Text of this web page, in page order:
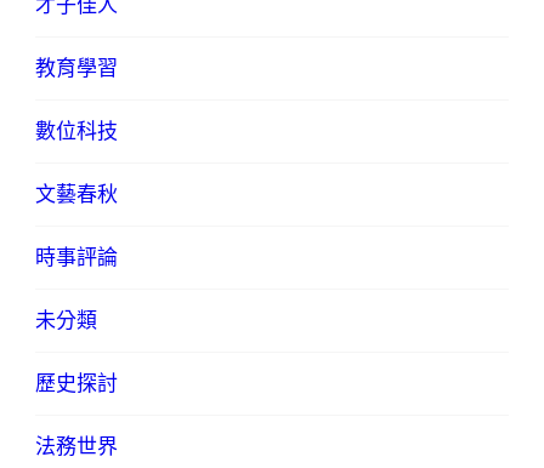
才子佳人
教育學習
數位科技
文藝春秋
時事評論
未分類
歷史探討
法務世界